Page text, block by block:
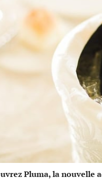
Pluma, la nouvelle